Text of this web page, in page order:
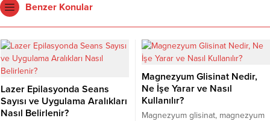
Benzer Konular
Lazer Epilasyonda Seans
Sayısı ve Uygulama Aralıkları
Nasıl Belirlenir?
Magnezyum Glisinat Nedir,
Ne İşe Yarar ve Nasıl
Kullanılır?
Magnezyum glisinat, magnezyum